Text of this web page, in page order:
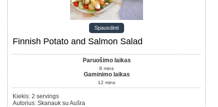
Spausdinti
Finnish Potato and Salmon Salad
Paruošimo laikas
8 mins
Gaminimo laikas
12 mins
Kiekis: 2 servings
Autorius: Skanauk su Aušra